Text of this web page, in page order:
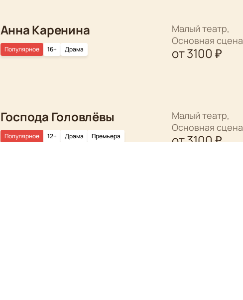
Анна Каренина
16+ Драма
Популярное
Малый театр,
Основная сцена
от3100 ₽
Господа Головлёвы
12+ Драма
Популярное Премьера
Малый театр,
Основная сцена
от3100₽